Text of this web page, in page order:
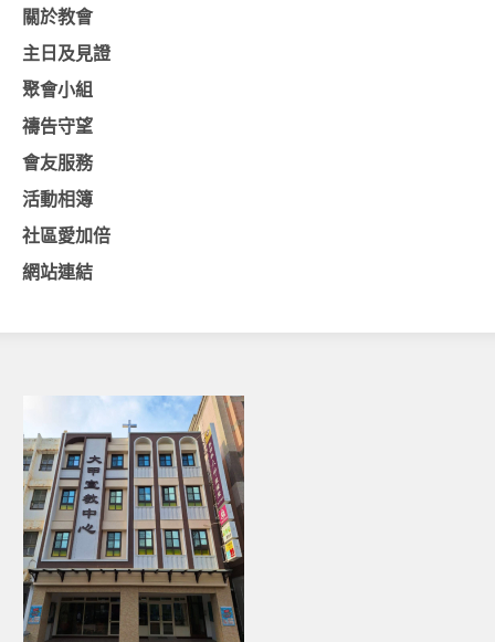
信望愛全球資訊網
蒲公英希望基金會
好消息衛星電視台
基督教今日報
基督教論壇報
關於教會
主日及見證
聚會小組
禱告守望
會友服務
活動相簿
社區愛加倍
網站連結